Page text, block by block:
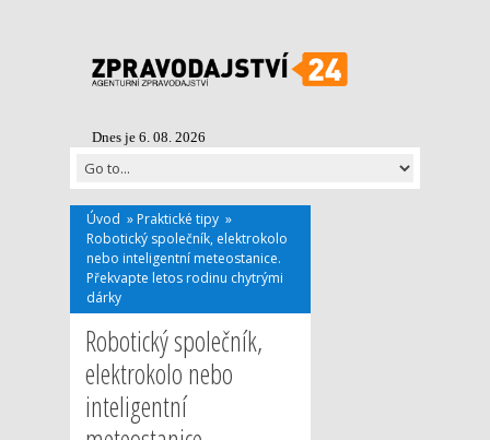
Dnes je 6. 08. 2026
Úvod » Praktické tipy »
Robotický společník, elektrokolo
nebo inteligentní meteostanice.
Překvapte letos rodinu chytrými
dárky
Robotický společník,
elektrokolo nebo
inteligentní